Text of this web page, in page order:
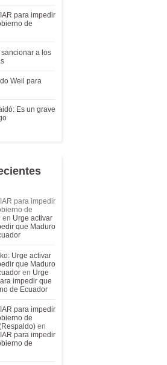
para impedir
de
a los
Weil para
Es un grave
para impedir
de
en Urge activar
que Maduro
Urge activar
que Maduro
en Urge
impedir que
de Ecuador
para impedir
de
en
para impedir
de